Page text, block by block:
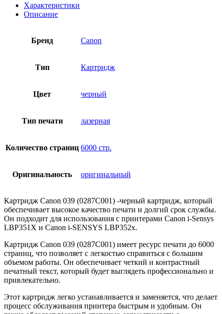
Характеристики
Описание
Бренд Canon
Тип Картридж
Цвет черный
Тип печати лазерная
Количество страниц 6000 стр.
Оригинальность оригинальный
Картридж Canon 039 (0287C001) -черный картридж, который
обеспечивает высокое качество печати и долгий срок службы.
Он подходит для использования с принтерами Canon i-Sensys
LBP351X и Canon i-SENSYS LBP352x.
Картридж Canon 039 (0287C001) имеет ресурс печати до 6000
страниц, что позволяет с легкостью справиться с большим
объемом работы. Он обеспечивает четкий и контрастный
печатный текст, который будет выглядеть профессионально и
привлекательно.
Этот картридж легко устанавливается и заменяется, что делает
процесс обслуживания принтера быстрым и удобным. Он